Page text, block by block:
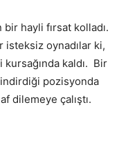
hayli fırsat kolladı.
isteksiz oynadılar ki,
kursağında kaldı. Bir
indirdiği pozisyonda
dilemeye çalıştı.